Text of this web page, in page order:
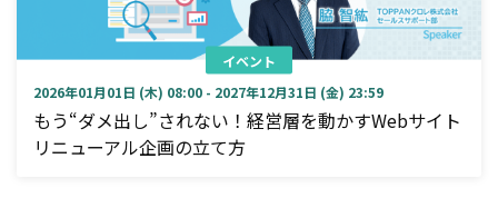
イベント
2026年01月01日 (木) 08:00 - 2027年12月31日 (金) 23:59
もう“ダメ出し”されない！経営層を動かすWebサイト
リニューアル企画の立て方